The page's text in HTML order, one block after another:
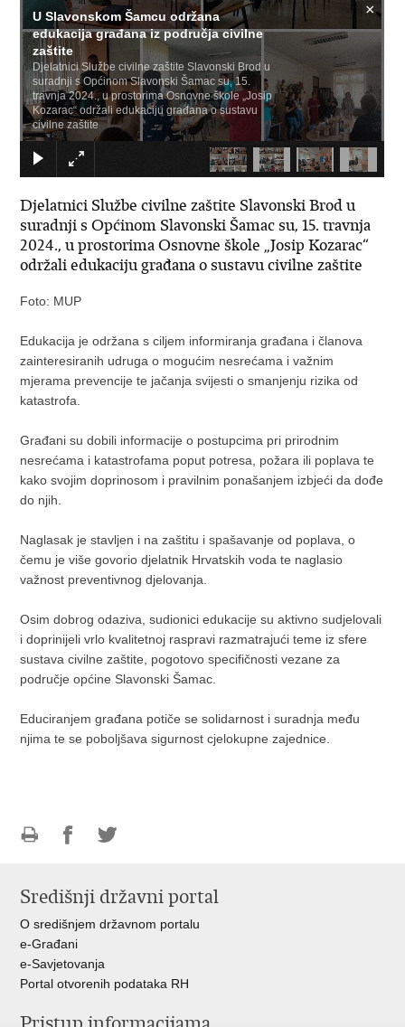
U Slavonskom Šamcu održana
edukacija građana iz područja civilne
zaštite
Djelatnici Službe civilne zaštite Slavonski Brod u
suradnji s Općinom Slavonski Šamac su, 15.
travnja 2024., u prostorima Osnovne škole „Josip
Kozarac“ održali edukaciju građana o sustavu
civilne zaštite
×
Djelatnici Službe civilne zaštite Slavonski Brod u
suradnji s Općinom Slavonski Šamac su, 15. travnja
2024., u prostorima Osnovne škole „Josip Kozarac“
održali edukaciju građana o sustavu civilne zaštite
Foto: MUP
Edukacija je održana s ciljem informiranja građana i članova
zainteresiranih udruga o mogućim nesrećama i važnim
mjerama prevencije te jačanja svijesti o smanjenju rizika od
katastrofa.
Građani su dobili informacije o postupcima pri prirodnim
nesrećama i katastrofama poput potresa, požara ili poplava te
kako svojim doprinosom i pravilnim ponašanjem izbjeći da dođe
do njih.
Naglasak je stavljen i na zaštitu i spašavanje od poplava, o
čemu je više govorio djelatnik Hrvatskih voda te naglasio
važnost preventivnog djelovanja.
Osim dobrog odaziva, sudionici edukacije su aktivno sudjelovali
i doprinijeli vrlo kvalitetnoj raspravi razmatrajući teme iz sfere
sustava civilne zaštite, pogotovo specifičnosti vezane za
područje općine Slavonski Šamac.
Educiranjem građana potiče se solidarnost i suradnja među
njima te se poboljšava sigurnost cjelokupne zajednice.
FacebookuTwitteru
Središnji državni portal
O središnjem državnom portalu
e-Građani
e-Savjetovanja
Portal otvorenih podataka RH